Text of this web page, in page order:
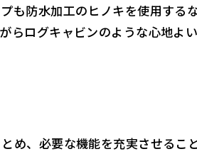
も防水加工のヒノキを使用する
らログキャビンのような心地よ
め、必要な機能を充実させるこ